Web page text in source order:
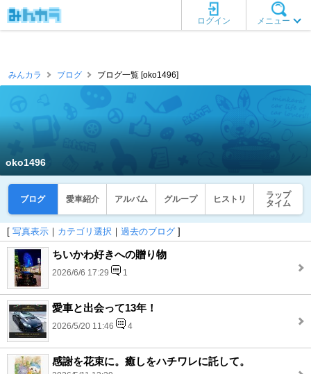
メニュー
ログイン
みんカラ ブログ ブログ一覧 [oko1496]
oko1496
ブログ 愛車紹介 アルバム グループ ヒストリ
ラップ
タイム
[ 写真表示 ｜ カテゴリ選択 ｜ 過去のブログ ]
ちいかわ好きへの贈り物
2026/6/6 17:29 1
愛車と出会って13年！
2026/5/20 11:46 4
感謝を花束に。癒しをハチワレに託して。